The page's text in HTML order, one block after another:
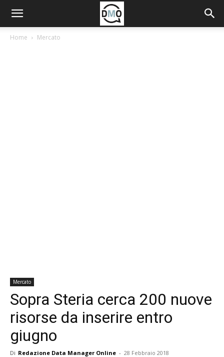
Home Mercato
Mercato
Sopra Steria cerca 200 nuove
risorse da inserire entro
giugno
Di Redazione Data Manager Online - 28 Febbraio 2018